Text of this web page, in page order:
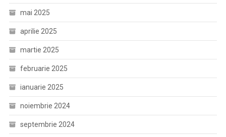
mai 2025
aprilie 2025
martie 2025
februarie 2025
ianuarie 2025
noiembrie 2024
septembrie 2024